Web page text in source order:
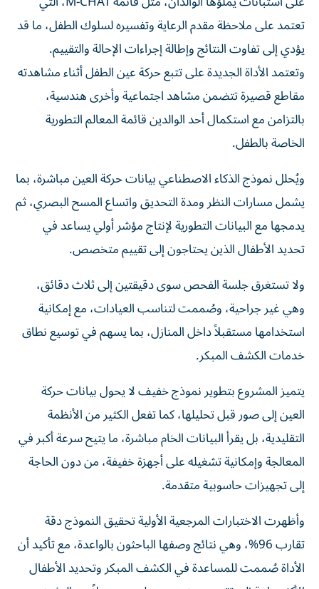
تعتمد على ملاحظة مقدم الرعاية وتفسيره لسلوك الطفل، ما قد
يؤدي إلى تفاوت النتائج وإطالة إجراءات الإحالة والتقييم.
وتعتمد الأداة الجديدة على تتبع حركة عين الطفل أثناء مشاهدته
مقاطع قصيرة تتضمن مشاهد اجتماعية وأخرى هندسية،
بالتزامن مع استكمال أحد الوالدين قائمة المعالم التطورية
الخاصة بالطفل.
ويُحلل نموذج الذكاء الاصطناعي بيانات حركة العين مباشرة، بما
يشمل مسارات النظر ومدة التحديق واتساع المسح البصري، ثم
يدمجها مع البيانات التطورية لإنتاج مؤشر أولي يساعد في
تحديد الأطفال الذين يحتاجون إلى تقييم متخصص.
ولا تستغرق جلسة الفحص سوى دقيقتين إلى ثلاث دقائق،
وهي غير جراحية، وصُممت لتناسب العيادات، مع إمكانية
استخدامها مستقبلاً داخل المنازل، بما يسهم في توسيع نطاق
خدمات الكشف المبكر.
يتميز المشروع بتطوير نموذج خفيف لا يحول بيانات حركة
العين إلى صور قبل تحليلها، كما تفعل الكثير من الأنظمة
التقليدية، بل يقرأ البيانات الخام مباشرة، ما يتيح سرعة أكبر في
المعالجة وإمكانية تشغيله على أجهزة خفيفة، من دون الحاجة
إلى تجهيزات حاسوبية متقدمة.
وأظهرت الاختبارات المرجعية الأولية تحقيق النموذج دقة
تقارب 96%، وهي نتائج وصفها الباحثون بالواعدة، مع تأكيد أن
الأداة صُممت للمساعدة في الكشف المبكر وتحديد الأطفال